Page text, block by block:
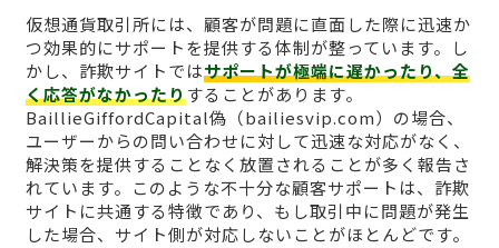
仮想通貨取引所には、顧客が問題に直面した際に迅速か
つ効果的にサポートを提供する体制が整っています。し
かし、詐欺サイトではサポートが極端に遅かったり、全
く応答がなかったりすることがあります。
BaillieGiffordCapital偽（bailiesvip.com）の場合、
ユーザーからの問い合わせに対して迅速な対応がなく、
解決策を提供することなく放置されることが多く報告さ
れています。このような不十分な顧客サポートは、詐欺
サイトに共通する特徴であり、もし取引中に問題が発生
した場合、サイト側が対応しないことがほとんどです。